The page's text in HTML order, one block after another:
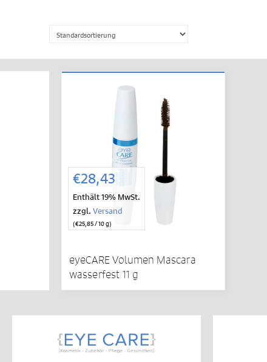
€28,43
Enthält 19% MwSt.
zzgl. Versand
(€25,85/ 10 g)
eyeCARE Volumen Mascara
wasserfest 11 g